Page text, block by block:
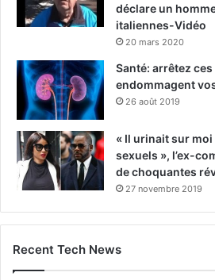
déclare un
italiennes-Vidéo
20 mars 2020
Santé: arrêtez
endommagent
26 août 2019
« Il urinait sur
sexuels », l’ex-
de choquantes
27 novembre 2019
Recent Tech News